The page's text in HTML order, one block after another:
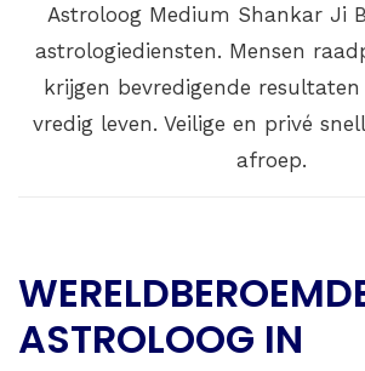
Astroloog Medium Shankar Ji
astrologiediensten. Mensen
krijgen bevredigende
vredig leven. Veilige en privé
afroep.
ASTROLOOG IN